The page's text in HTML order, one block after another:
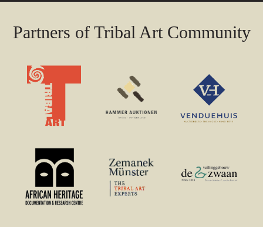
Partners of Tribal Art Community